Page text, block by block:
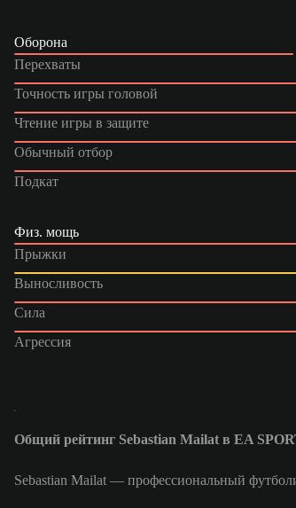
Оборона
Перехваты
Точность игры головой
Чтение игры в защите
Обычный отбор
Подкат
Физ. мощь
Прыжки
Выносливость
Сила
Агрессия
Общий рейтинг Sebastian Mailat в EA
Sebastian Mailat — профессиональный